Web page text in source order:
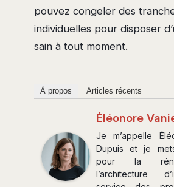
pouvez congeler des
individuelles pour disposer
sain à tout moment.
À propos Articles récents
Éléonore
Je m’appelle
Dupuis et je
pour la
l’architecture